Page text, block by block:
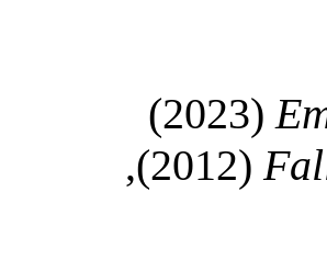
(2023)
(2012),